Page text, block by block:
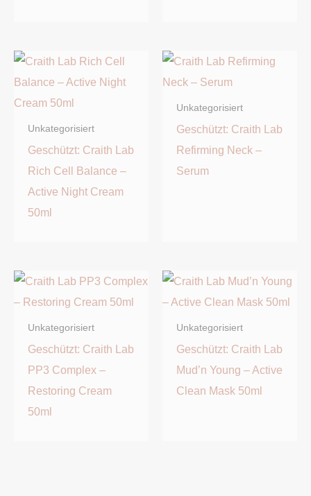
Unkategorisiert
Geschützt: Craith Lab
Rich Cell Balance –
Active Night Cream
50ml
Unkategorisiert
Geschützt: Craith Lab
Refirming Neck –
Serum
Unkategorisiert
Geschützt: Craith Lab
PP3 Complex –
Restoring Cream
50ml
Unkategorisiert
Geschützt: Craith Lab
Mud’n Young – Active
Clean Mask 50ml